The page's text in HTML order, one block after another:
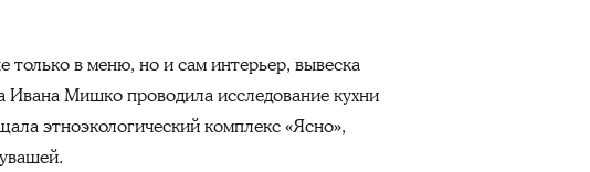
в меню, но и сам интерьер, вывеска
Мишко проводила исследование кухни
этноэкологический комплекс «Ясно»,